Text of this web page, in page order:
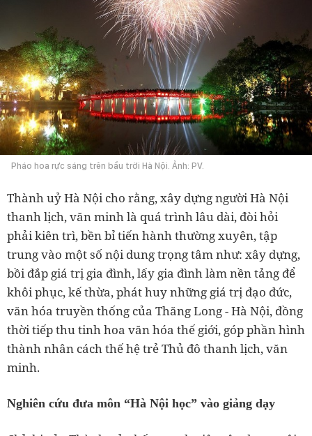
Pháo hoa rực sáng trên bầu trời Hà Nội. Ảnh: PV.
Thành uỷ Hà Nội cho rằng, xây dựng người Hà Nội
thanh lịch, văn minh là quá trình lâu dài, đòi hỏi
phải kiên trì, bền bỉ tiến hành thường xuyên, tập
trung vào một số nội dung trọng tâm như: xây dựng,
bồi đắp giá trị gia đình, lấy gia đình làm nền tảng để
khôi phục, kế thừa, phát huy những giá trị đạo đức,
văn hóa truyền thống của Thăng Long - Hà Nội, đồng
thời tiếp thu tinh hoa văn hóa thế giới, góp phần hình
thành nhân cách thế hệ trẻ Thủ đô thanh lịch, văn
minh.
Nghiên cứu đưa môn “Hà Nội học” vào giảng dạy